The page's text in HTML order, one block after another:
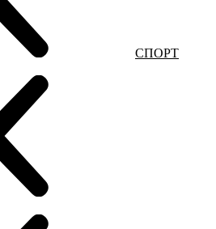
СПОРТ